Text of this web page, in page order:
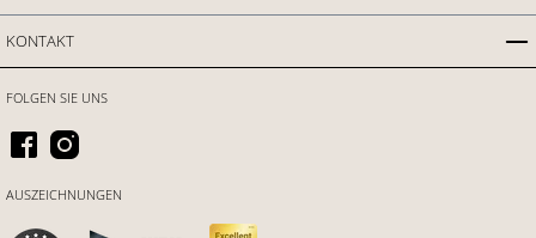
KONTAKT
FOLGEN SIE UNS
AUSZEICHNUNGEN